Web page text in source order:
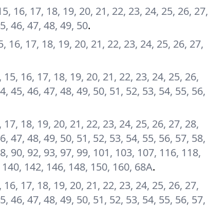
16, 17, 18, 19, 20, 21, 22, 23, 24, 25, 26, 27,
46, 47, 48, 49, 50.
16, 17, 18, 19, 20, 21, 22, 23, 24, 25, 26, 27,
16, 17, 18, 19, 20, 21, 22, 23, 24, 25, 26,
45, 46, 47, 48, 49, 50, 51, 52, 53, 54, 55, 56,
18, 19, 20, 21, 22, 23, 24, 25, 26, 27, 28,
47, 48, 49, 50, 51, 52, 53, 54, 55, 56, 57, 58,
90, 92, 93, 97, 99, 101, 103, 107, 116, 118,
142, 146, 148, 150, 160, 68А.
17, 18, 19, 20, 21, 22, 23, 24, 25, 26, 27,
46, 47, 48, 49, 50, 51, 52, 53, 54, 55, 56, 57,